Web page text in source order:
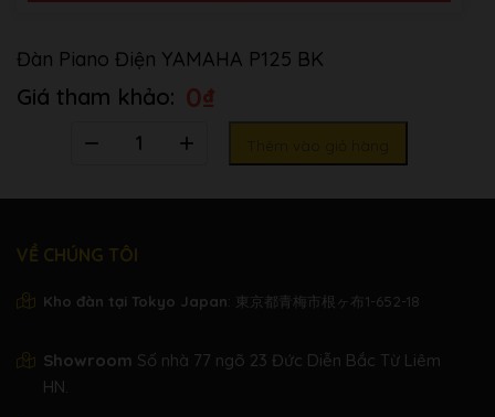
Đàn Piano Điện YAMAHA P125 BK
0₫
VỀ CHÚNG TÔI
Kho đàn tại Tokyo Japan: 東京都青梅市根ヶ布1-652-18
Showroom Số nhà 77 ngõ 23 Đức Diễn Bắc Từ Liêm
HN.